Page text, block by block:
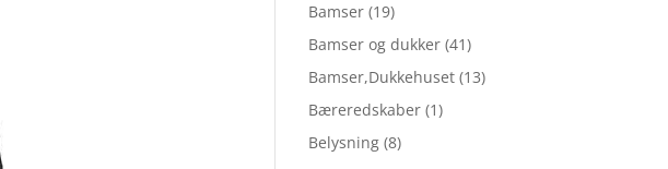
Bamser (19)
Bamser og dukker (41)
Bamser,Dukkehuset (13)
Bæreredskaber (1)
Belysning (8)